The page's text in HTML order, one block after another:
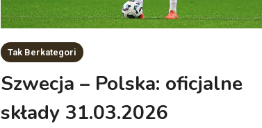
Tak Berkategori
Szwecja – Polska: oficjalne
składy 31.03.2026